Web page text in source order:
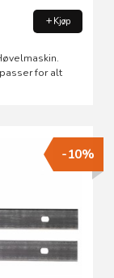
Kjøp
for alt
-10%